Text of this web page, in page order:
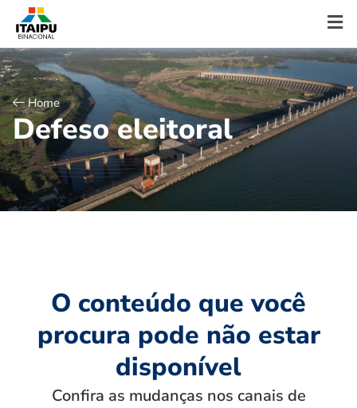
Home
Defeso eleitoral
O conteúdo que você
procura pode não estar
disponível
Confira as mudanças nos canais de